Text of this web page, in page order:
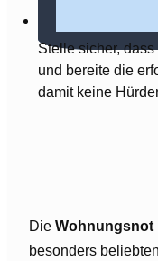
Stelle sicher,
und bereite die
damit keine
Die Wohnungsnot
besonders